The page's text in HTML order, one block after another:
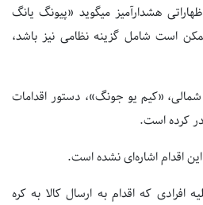
شمال و از مشاوران وی، در اظهاراتی هشدارآمیز می‎گوید «پیونگ یانگ
است شامل گزینه نظامی نیز باشد،
«کیم یو جونگ»، دستور اقدامات
کرده است.
اقدام اشاره‌ای نشده است.
افرادی که اقدام به ارسال کالا به کره